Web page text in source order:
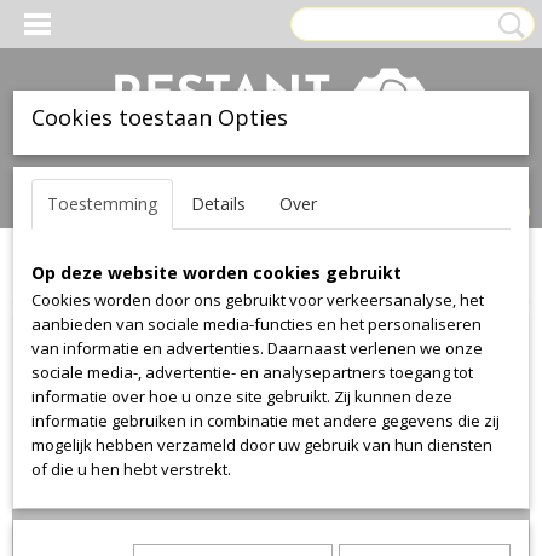
Inloggen Registreren
(0)
Home >Stof>Gabriel>Oniro >Comfort Plus>Comfort Plus 26
Cookies toestaan Opties
Toestemming Details Over
Op deze website worden cookies gebruikt
Cookies worden door ons gebruikt voor verkeersanalyse, het
aanbieden van sociale media-functies en het personaliseren
van informatie en advertenties. Daarnaast verlenen we onze
sociale media-, advertentie- en analysepartners toegang tot
informatie over hoe u onze site gebruikt. Zij kunnen deze
informatie gebruiken in combinatie met andere gegevens die zij
mogelijk hebben verzameld door uw gebruik van hun diensten
of die u hen hebt verstrekt.